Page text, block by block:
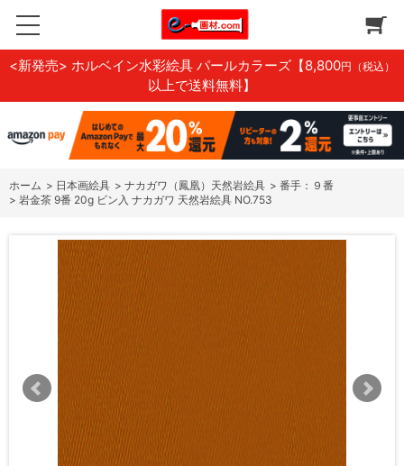
<新発売> ホルベイン水彩絵具 パールカラーズ 【8,800円（税込）
以上で送料無料】
ホーム > 日本画絵具 > ナカガワ（鳳凰）天然岩絵具 > 番手：９番
> 岩金茶 9番 20g ビン入 ナカガワ 天然岩絵具 NO.753